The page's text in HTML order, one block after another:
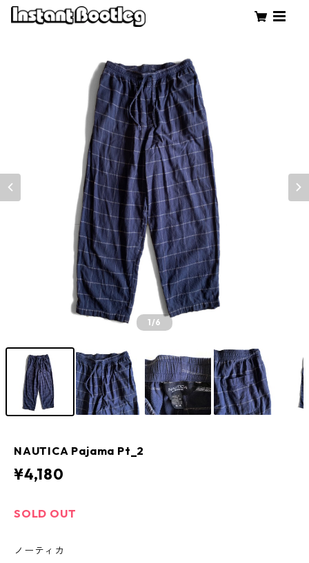
1/6
NAUTICA Pajama Pt_2
¥4,180
SOLD OUT
ノーティカ